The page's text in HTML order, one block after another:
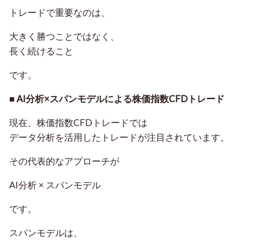
トレードで重要なのは、
大きく勝つことではなく、
長く続けること
です。
■ AI分析×スパンモデルによる株価指数CFDトレード
現在、株価指数CFDトレードでは
データ分析を活用したトレードが注目されています。
その代表的なアプローチが
AI分析 × スパンモデル
です。
スパンモデルは、